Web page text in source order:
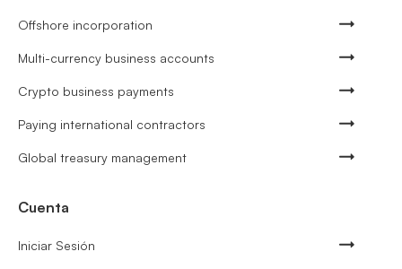
Offshore incorporation
Multi-currency business accounts
Crypto business payments
Paying international contractors
Global treasury management
Cuenta
Iniciar Sesión